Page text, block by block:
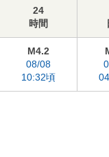
24
時間
M4.2
08/08
10:32頃